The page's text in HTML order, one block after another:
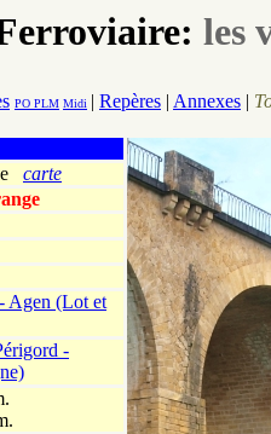
les
PO PLM Midi | Repères | Annexes |
carte
Agen (Lot et
-